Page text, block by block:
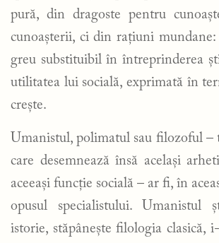
pură, din dragoste pentru
cunoașterii, ci din rațiuni mundane:
greu substituibil în întreprinderea
utilitatea lui socială, exprimată în
crește.
Umanistul, polimatul sau filozoful
care desemnează însă același
aceeași funcție socială – ar fi, în
opusul specialistului. Umanistul
istorie, stăpânește filologia clasică,